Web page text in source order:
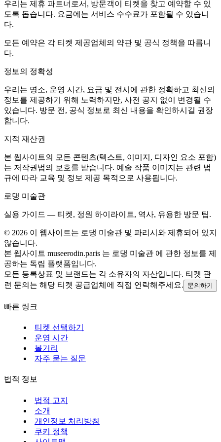
우리는 제휴 파트너로서, 방문객이 티켓을 찾고 예약할 수 있
도록 돕습니다. 요금에는 서비스 수수료가 포함될 수 있습니
다.
모든 예약은 각 티켓 제공업체의 약관 및 공식 정책을 따릅니
다.
정보의 정확성
우리는 명소, 운영 시간, 요금 및 전시에 관한 정확하고 최신의
정보를 제공하기 위해 노력하지만, 사전 공지 없이 변경될 수
있습니다. 방문 전, 공식 정보로 최신 내용을 확인하시길 권장
합니다.
지적 재산권
본 웹사이트의 모든 콘텐츠(텍스트, 이미지, 디자인 요소 포함)
는 저작권법의 보호를 받습니다. 예술 작품 이미지는 관련 법
규에 따라 교육 및 정보 제공 목적으로 사용됩니다.
로댕 미술관
실용 가이드 — 티켓, 정원 하이라이트, 역사, 유용한 방문 팁.
© 2026 이 웹사이트는 로댕 미술관 및 파리시와 제휴되어 있지
않습니다.
본 웹사이트 museerodin.paris 는 로댕 미술관 에 관한 정보를 제
공하는 독립 플랫폼입니다.
모든 등록상표 및 브랜드는 각 소유자의 자산입니다. 티켓 관
련 문의는 해당 티켓 공급업체에 직접 연락해주세요.
문의하기
빠른 링크
티켓 선택하기
운영 시간
볼거리
자주 묻는 질문
법적 정보
법적 고지
소개
개인정보 처리방침
쿠키 정책